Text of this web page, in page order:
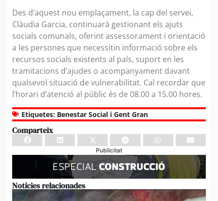
Des d’aquest nou emplaçament, la cap del servei,
Clàudia Garcia, continuarà gestionant els ajuts
socials comunals, oferint assessorament i orientació
a les persones que necessitin informació sobre els
recursos socials existents al país, suport en les
tramitacions d’ajudes o acompanyament davant
qualsevol situació de vulnerabilitat. Cal recordar que
l’horari d’atenció al públic és de 08.00 a 15.00 hores.
Etiquetes: Benestar Social i Gent Gran
Comparteix
Publicitat
Notícies relacionades